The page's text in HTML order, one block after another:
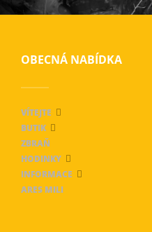
OBECNÁ NABÍDKA
VÍTEJTE
BUTIK
ZBRAŇ
HODINKY
INFORMACE
ARES MILI